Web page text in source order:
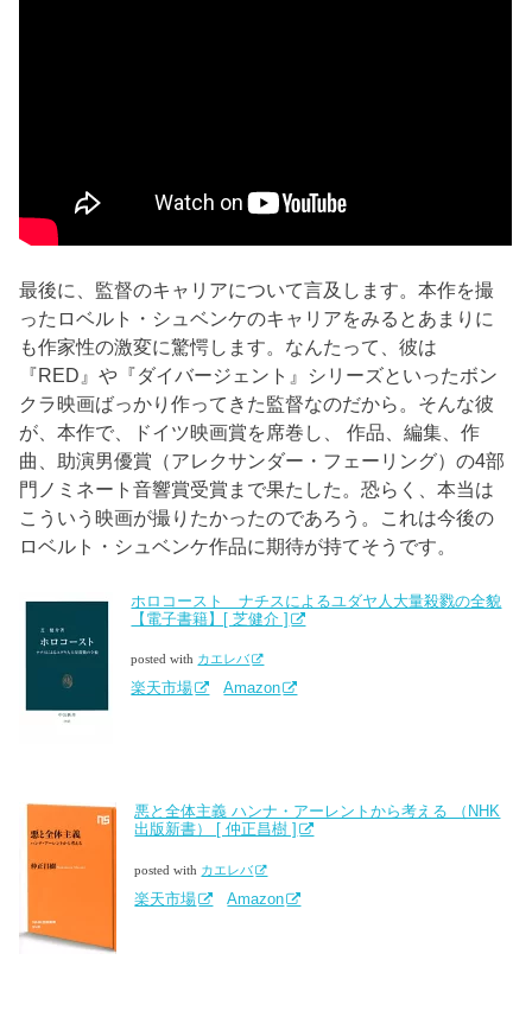
最後に、監督のキャリアについて言及します。本作を撮
ったロベルト・シュベンケのキャリアをみるとあまりに
も作家性の激変に驚愕します。なんたって、彼は
『RED』や『ダイバージェント』シリーズといったボン
クラ映画ばっかり作ってきた監督なのだから。そんな彼
が、本作で、ドイツ映画賞を席巻し、 作品、編集、作
曲、助演男優賞（アレクサンダー・フェーリング）の4部
門ノミネート音響賞受賞まで果たした。恐らく、本当は
こういう映画が撮りたかったのであろう。これは今後の
ロベルト・シュベンケ作品に期待が持てそうです。
ホロコースト ナチスによるユダヤ人大量殺戮の全貌
【電子書籍】[ 芝健介 ]
posted with カエレバ
楽天市場 Amazon
悪と全体主義 ハンナ・アーレントから考える （NHK
出版新書） [ 仲正昌樹 ]
posted with カエレバ
楽天市場 Amazon